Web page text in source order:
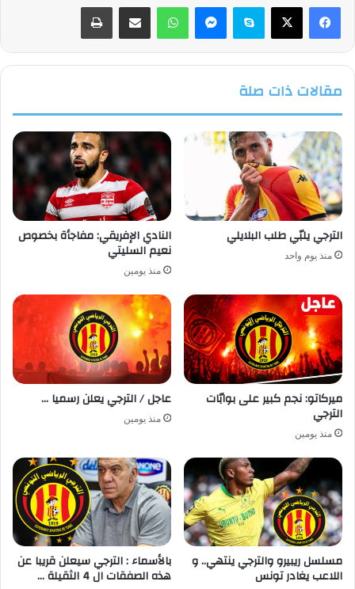
فيسبوك سكايب واتساب
مقالات ذات صلة
الترجي يلبّي طلب البلايلي
منذ يوم واحد
النادي الإفريقي: مفاجأة بخصوص
نعيم السليتي
منذ يومين
ميركاتو: نجم كبير على بوابّات
الترجي
منذ يومين
عاجل / الترجي يعلن رسميا …
منذ يومين
مسلسل ريبيرو والترجي ينتهي.. و
اللاعب يغادر تونس
بالأسماء : الترجي سيعلن قريبا عن
هذه الصفقات ال 4 الثقيلة …